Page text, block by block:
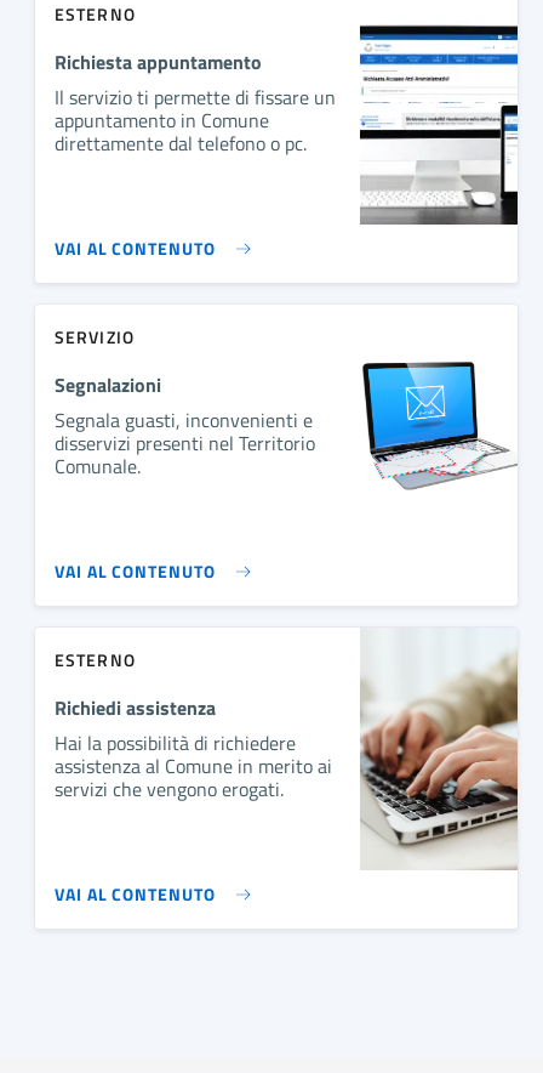
ESTERNO
Richiesta appuntamento
Il servizio ti permette di fissare un
appuntamento in Comune
direttamente dal telefono o pc.
VAI AL CONTENUTO
SERVIZIO
Segnalazioni
Segnala guasti, inconvenienti e
disservizi presenti nel Territorio
Comunale.
VAI AL CONTENUTO
ESTERNO
Richiedi assistenza
Hai la possibilità di richiedere
assistenza al Comune in merito ai
servizi che vengono erogati.
VAI AL CONTENUTO